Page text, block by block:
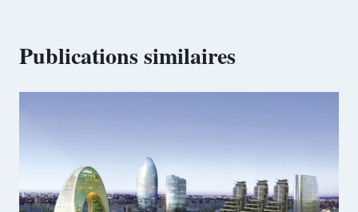
Publications similaires